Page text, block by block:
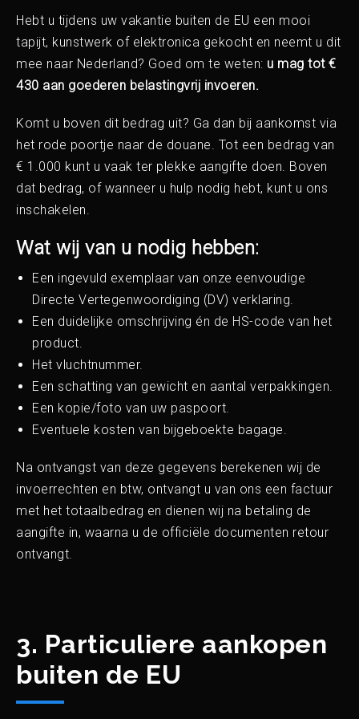
Hebt u tijdens uw vakantie buiten de EU een mooi
tapijt, kunstwerk of elektronica gekocht en neemt u dit
mee naar Nederland? Goed om te weten: u mag tot €
430 aan goederen belastingvrij invoeren.
Komt u boven dit bedrag uit? Ga dan bij aankomst via
het rode poortje naar de douane. Tot een bedrag van
€ 1.000 kunt u vaak ter plekke aangifte doen. Boven
dat bedrag, of wanneer u hulp nodig hebt, kunt u ons
inschakelen.
Wat wij van u nodig hebben:
Een ingevuld exemplaar van onze eenvoudige
Directe Vertegenwoordiging (DV) verklaring.
Een duidelijke omschrijving én de HS-code van het
product.
Het vluchtnummer.
Een schatting van gewicht en aantal verpakkingen.
Een kopie/foto van uw paspoort.
Eventuele kosten van bijgeboekte bagage.
Na ontvangst van deze gegevens berekenen wij de
invoerrechten en btw, ontvangt u van ons een factuur
met het totaalbedrag en dienen wij na betaling de
aangifte in, waarna u de officiële documenten retour
ontvangt.
3. Particuliere aankopen
buiten de EU